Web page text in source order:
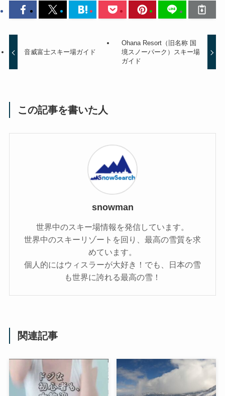
音威富士スキー場ガイド
Ohana Resort（旧名称 国
境スノーパーク）スキー場
ガイド
この記事を書いた人
snowman
世界中のスキー場情報を発信しています。
世界中のスキーリゾートを回り、最高の雪質を求
めています。
個人的にはウィスラーが大好き！でも、日本の雪
も世界に誇れる最高の雪！
関連記事